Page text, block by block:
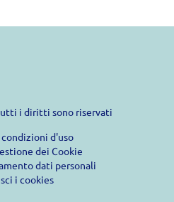
i diritti sono riservati
d'uso
dei Cookie
dati personali
i cookies